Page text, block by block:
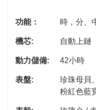
功能： 時，分、
機芯: 自動上鏈
動力儲備: 42小時
表盤:
珍珠母貝
粉紅色藍